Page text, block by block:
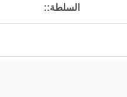
السلطة::